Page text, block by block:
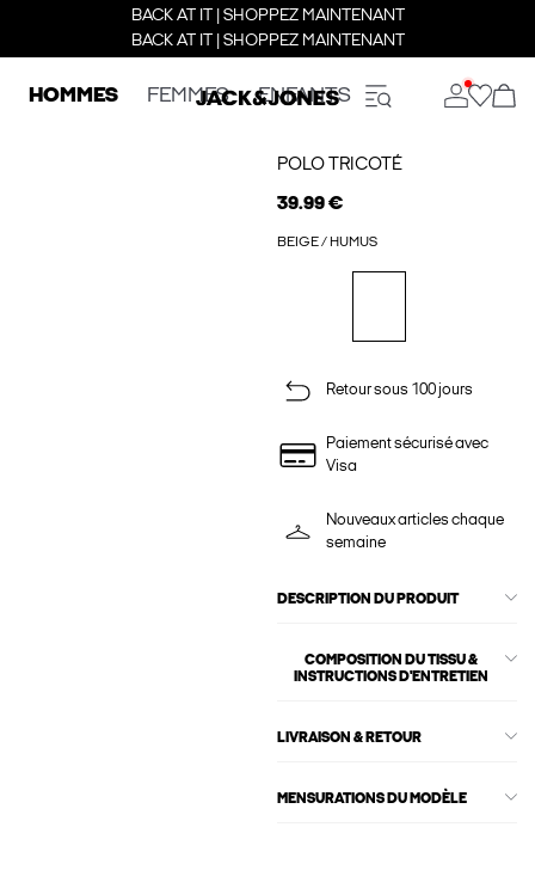
BACK AT IT | SHOPPEZ MAINTENANT
BACK AT IT | SHOPPEZ MAINTENANT
HOMMES FEMMES ENFANTS
POLO TRICOTÉ
39.99 €
BEIGE / HUMUS
Retour sous 100 jours
Paiement sécurisé avec
Visa
Nouveaux articles chaque
semaine
DESCRIPTION DU PRODUIT
COMPOSITION DU TISSU &
INSTRUCTIONS D'ENTRETIEN
LIVRAISON & RETOUR
MENSURATIONS DU MODÈLE